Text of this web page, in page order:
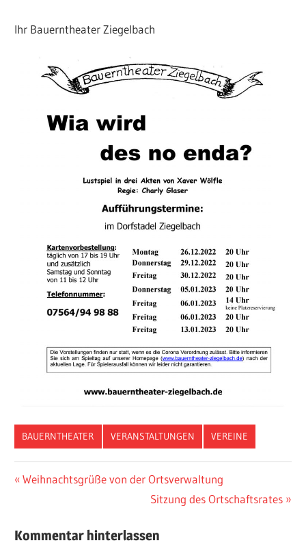
Ihr Bauerntheater Ziegelbach
BAUERNTHEATER VERANSTALTUNGEN VEREINE
Beitragsnavigation
Vorheriger
Weihnachtsgrüße von der Ortsverwaltung
Nächster
Sitzung des Ortschaftsrates
Kommentar hinterlassen